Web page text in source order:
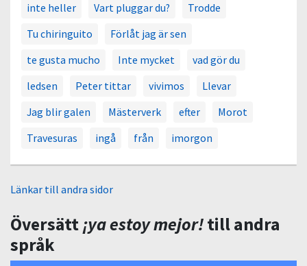
inte heller Vart pluggar du?
Trodde
Tu chiringuito
Förlåt jag är sen
te gusta mucho
Inte mycket
vad gör du
ledsen
Peter tittar vivimos
Llevar
Jag blir galen
Mästerverk efter
Morot
Travesuras
ingå från imorgon
Länkar till andra sidor
Översätt¡ya estoy mejor!till andra
språk